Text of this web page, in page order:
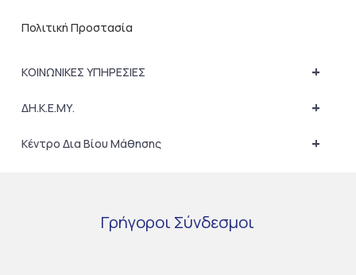
Πολιτική Προστασία
+
ΚΟΙΝΩΝΙΚΕΣ ΥΠΗΡΕΣΙΕΣ
+
ΔΗ.Κ.Ε.ΜΥ.
+
Κέντρο Δια Βίου Μάθησης
Γρήγοροι Σύνδεσμοι